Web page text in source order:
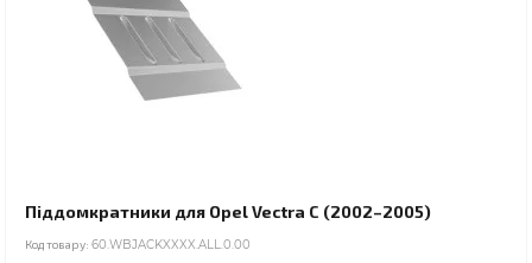
Піддомкратники для Opel Vectra C (2002–2005)
Код товару: 60.WBJACKXXXX.ALL.0.00